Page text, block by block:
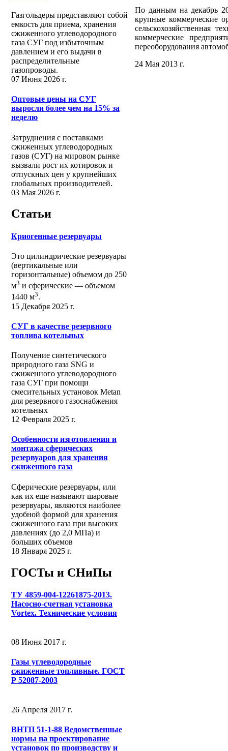
Газгольдеры представляют собой
емкость для приема, хранения
сжиженного углеводородного
газа СУГ под избыточным
давлением и его выдачи в
распределительные
газопроводы.
07 Июня 2026 г.
Оптовые цены на СУГ
выросли более чем на 15% за
неделю
Затруднения с поставками
сжиженных углеводородных
газов (СУГ) на мировом рынке
вызвали рост их котировок и
отпускных цен у крупнейших
глобальных производителей.
03 Мая 2026 г.
Статьи
Криогенные резервуары
Это цилиндрические резервуары
(вертикальные или
горизонтальные) объемом до 250
м3 и сферические ― объемом
1440 м3.
15 Декабря 2025 г.
СУГ в качестве резервного
топлива котельных
Получение синтетического
природного газа SNG и
сжиженного углеводородного
газа СУГ при помощи
смесительных установок Metan
для резервного газоснабжения
котельных
12 Февраля 2025 г.
Особенности изготовления и
монтажа сферических
резервуаров для хранения
сжиженного газа
Сферические резервуары, или
как их еще называют шаровые
резервуары, являются наиболее
удобной формой для хранения
сжиженного газа при высоких
давлениях (до 2,0 МПа) и
больших объемов
18 Января 2025 г.
ГОСТы и СНиПы
ТУ 4859-004-12261875-2013.
Насосно-счетная установка
Vortex. Технические условия
08 Июня 2017 г.
Газы углеводородные
сжиженные топливные. ГОСТ
Р 52087-2003
26 Апреля 2017 г.
ВНТП 51-1-88 Ведомственные
нормы на проектирование
установок по производству и
По данным на декабрь
крупные коммерческие
сельскохозяйственная
коммерческие
переоборудования
24 Мая 2013 г.